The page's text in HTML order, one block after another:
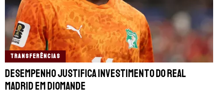
TRANSFERÊNCIAS
Desempenho justifica investimento do Real
Madrid em Diomande